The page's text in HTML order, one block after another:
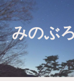
みのぶ